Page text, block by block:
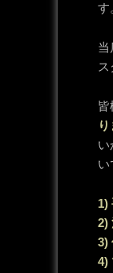
す
当
皆
い
い
1)
2)
3)
4)